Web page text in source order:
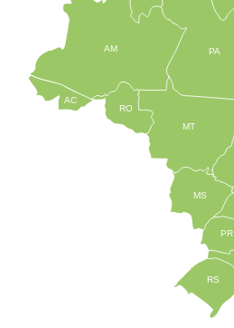
PA
AM
AC
RO
MT
MS
PR
RS